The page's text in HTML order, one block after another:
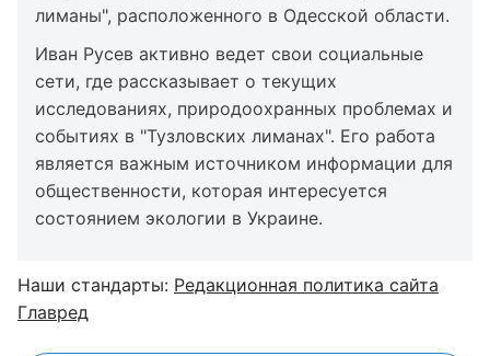
лиманы", расположенного в Одесской области.
Иван Русев активно ведет свои социальные
сети, где рассказывает о текущих
исследованиях, природоохранных проблемах и
событиях в "Тузловских лиманах". Его работа
является важным источником информации для
общественности, которая интересуется
состоянием экологии в Украине.
Наши стандарты: Редакционная политика сайта
Главред